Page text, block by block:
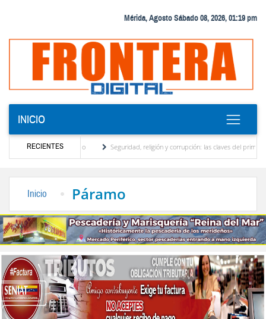
Mérida, Agosto Sábado 08, 2026, 01:19 pm
INICIO
RECIENTES
turístico merideño
Seguridad, religión y corrupción: las claves del primer
Inicio Páramo